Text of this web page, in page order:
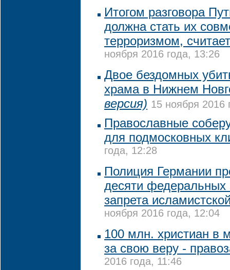
Итогом разговора
должна стать их
терроризмом,
ноября 2016 года, 13:26
Двое бездомных
храма в Нижнем
версия) 15 ноября 2016
Православные
для подмосковных
года, 12:28
Полиция Германии
десяти федеральных
запрета
ноября 2016 года, 12:04
100 млн. христиан в
за свою веру -
2016 года, 11:46